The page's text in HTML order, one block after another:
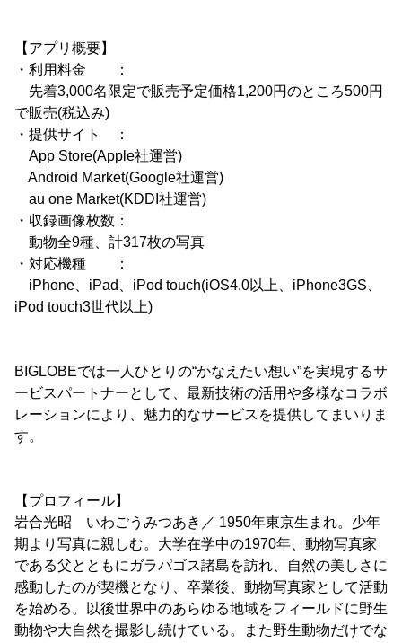
【アプリ概要】
・利用料金 ：
先着3,000名限定で販売予定価格1,200円のところ500円
で販売(税込み)
・提供サイト ：
App Store(Apple社運営)
Android Market(Google社運営)
au one Market(KDDI社運営)
・収録画像枚数：
動物全9種、計317枚の写真
・対応機種 ：
iPhone、iPad、iPod touch(iOS4.0以上、iPhone3GS、
iPod touch3世代以上)
BIGLOBEでは一人ひとりの“かなえたい想い”を実現するサ
ービスパートナーとして、最新技術の活用や多様なコラボ
レーションにより、魅力的なサービスを提供してまいりま
す。
【プロフィール】
岩合光昭 いわごうみつあき／ 1950年東京生まれ。少年
期より写真に親しむ。大学在学中の1970年、動物写真家
である父とともにガラパゴス諸島を訪れ、自然の美しさに
感動したのが契機となり、卒業後、動物写真家として活動
を始める。以後世界中のあらゆる地域をフィールドに野生
動物や大自然を撮影し続けている。また野生動物だけでな